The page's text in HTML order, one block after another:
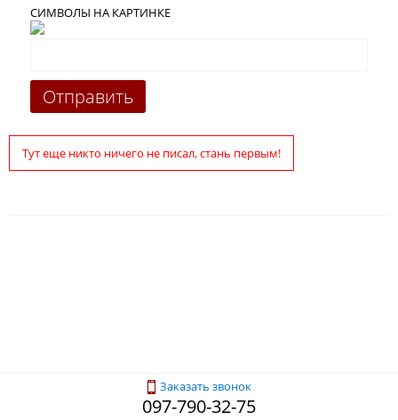
СИМВОЛЫ НА КАРТИНКЕ
Тут еще никто ничего не писал, стань первым!
Заказать звонок
097-790-32-75